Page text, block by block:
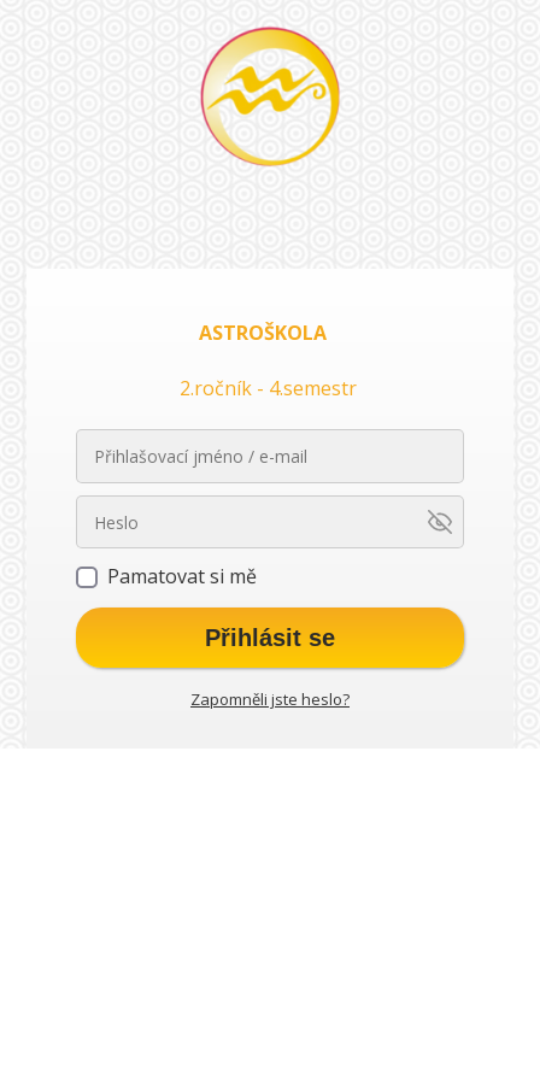
ASTROŠKOLA
2.ročník - 4.semestr
Pamatovat si mě
Přihlásit se
Zapomněli jste heslo?